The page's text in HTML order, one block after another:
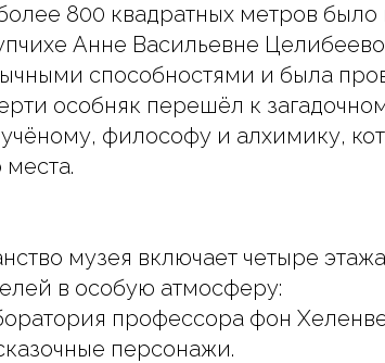
800 квадратных метров было
Анне Васильевне
способностями и была
особняк перешёл к
философу и алхимику,
места.
музея включает четыре
в особую атмосферу:
профессора фон
персонажи.